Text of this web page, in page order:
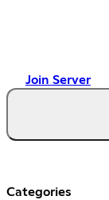
Join Server
Categories